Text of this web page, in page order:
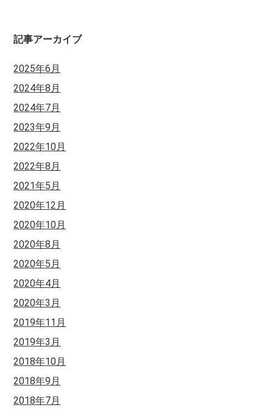
記事アーカイブ
2025年6月
2024年8月
2024年7月
2023年9月
2022年10月
2022年8月
2021年5月
2020年12月
2020年10月
2020年8月
2020年5月
2020年4月
2020年3月
2019年11月
2019年3月
2018年10月
2018年9月
2018年7月